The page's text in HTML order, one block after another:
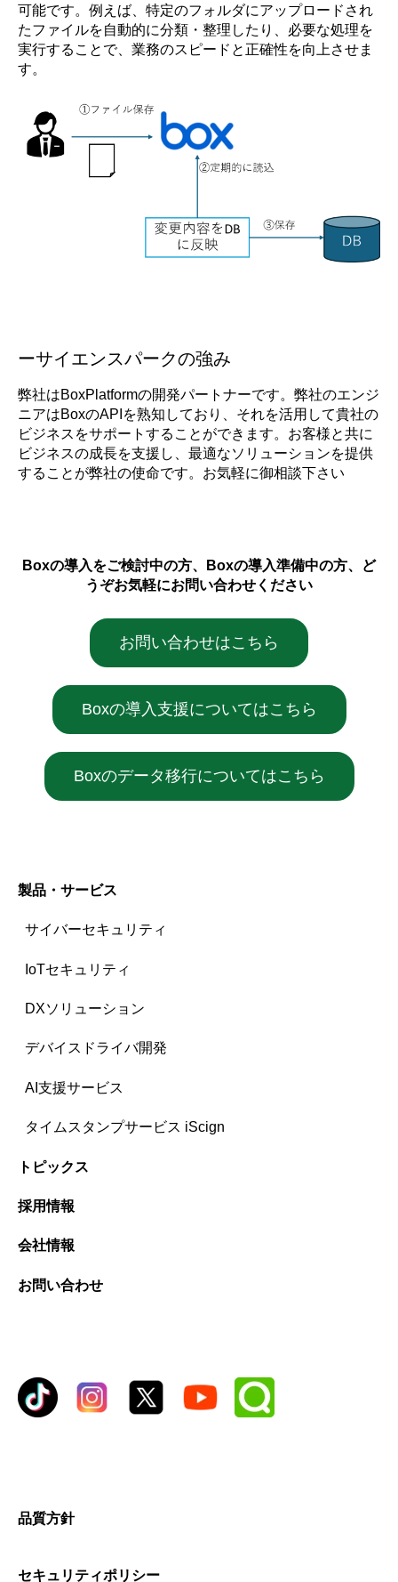
可能です。例えば、特定のフォルダにアップロードされ
たファイルを自動的に分類・整理したり、必要な処理を
実行することで、業務のスピードと正確性を向上させま
す。
ーサイエンスパークの強み
弊社はBoxPlatformの開発パートナーです。弊社のエンジ
ニアはBoxのAPIを熟知しており、それを活用して貴社の
ビジネスをサポートすることができます。お客様と共に
ビジネスの成長を支援し、最適なソリューションを提供
することが弊社の使命です。お気軽に御相談下さい
Boxの導入をご検討中の方、Boxの導入準備中の方、ど
うぞお気軽にお問い合わせください
お問い合わせはこちら
Boxの導入支援についてはこちら
Boxのデータ移行についてはこちら
製品・サービス
サイバーセキュリティ
IoTセキュリティ
DXソリューション
デバイスドライバ開発
AI支援サービス
タイムスタンプサービス iScign
トピックス
採用情報
会社情報
お問い合わせ
品質方針
セキュリティポリシー